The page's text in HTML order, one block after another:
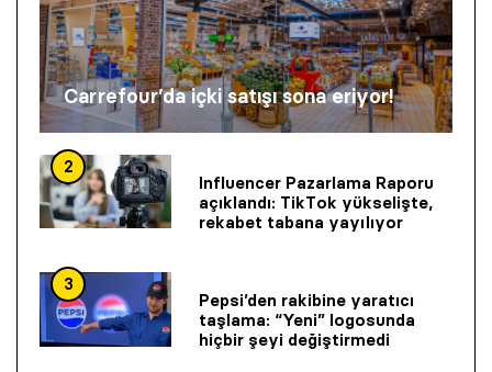
Carrefour’da içki satışı sona eriyor!
2
Influencer Pazarlama Raporu
açıklandı: TikTok yükselişte,
rekabet tabana yayılıyor
3
Pepsi’den rakibine yaratıcı
taşlama: “Yeni” logosunda
hiçbir şeyi değiştirmedi